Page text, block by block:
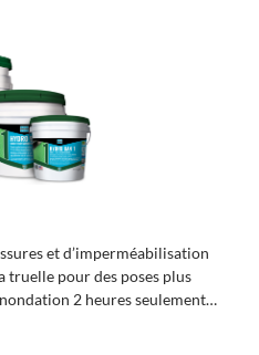
et d’imperméabilisation
truelle pour des poses plus
2 heuresseulement